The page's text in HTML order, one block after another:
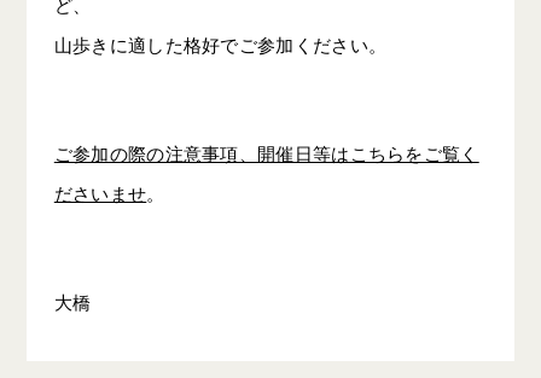
ど、
山歩きに適した格好でご参加ください。
ご参加の際の注意事項、開催日等はこちらをご覧く
ださいませ。
大橋